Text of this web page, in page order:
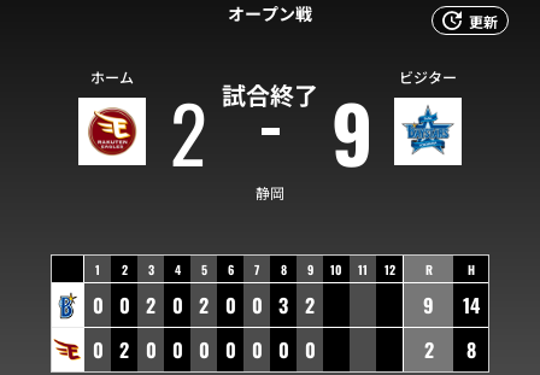
更新
オープン戦
試合終了
ホーム 2 9 ビジター
静岡
1 2 3 4 5 6 7 8 9 10 11 12
0 0 2 0 2 0 0 3 2
0 2 0 0 0 0 0 0 0
R H
9
14
2
8